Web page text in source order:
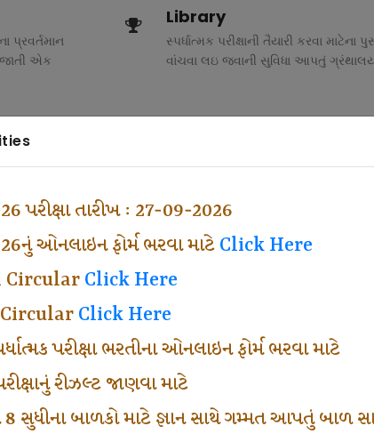
પરીક્ષા તારીખ : 27-09-2026
ઓનલાઇન ફોર્મ ભરવા માટે Click Here
Circular Click Here
Click Here
પરીક્ષા ભરતીના ઓનલાઇન ફોર્મ ભરવા માટે
રીઝલ્ટ જાણવા માટે
8 સુધીના બાળકો માટે જ્ઞાન સાથે ગમ્મત આપતું બાળ
પ્રવર્તમાન
એક
Library
સ્પર્ધાત્મક પરીક્ષાની તૈયારી કરવા માટેના
વાંચવા લઇ જવાની સુવિધા આપતું
ભરતી
Competitive Exam Class
હેતુ ફક્ત વ્યવસ્થા ખર્ચ લઇ ચલાવતા વર્ગ.